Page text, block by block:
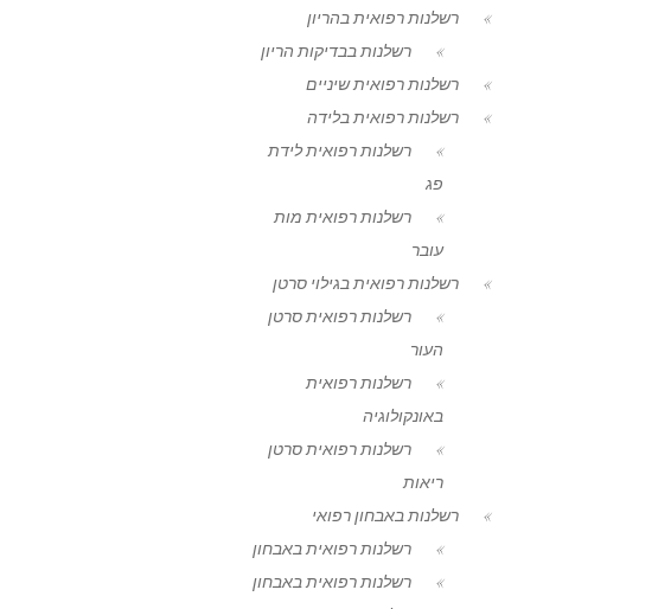
רשלנות רפואית בהריון
רשלנות בבדיקות הריון
רשלנות רפואית שיניים
רשלנות רפואית בלידה
רשלנות רפואית לידת
פג
רשלנות רפואית מות
עובר
רשלנות רפואית בגילוי סרטן
רשלנות רפואית סרטן
העור
רשלנות רפואית
באונקולוגיה
רשלנות רפואית סרטן
ריאות
רשלנות באבחון רפואי
רשלנות רפואית באבחון
רשלנות רפואית באבחון